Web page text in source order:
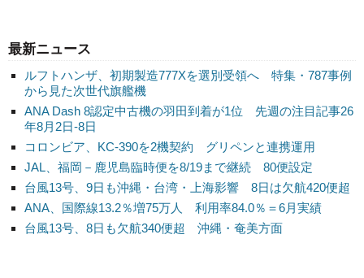
最新ニュース
ルフトハンザ、初期製造777Xを選別受領へ 特集・787事例
から見た次世代旗艦機
ANA Dash 8認定中古機の羽田到着が1位 先週の注目記事26
年8月2日-8日
コロンビア、KC-390を2機契約 グリペンと連携運用
JAL、福岡－鹿児島臨時便を8/19まで継続 80便設定
台風13号、9日も沖縄・台湾・上海影響 8日は欠航420便超
ANA、国際線13.2％増75万人 利用率84.0％＝6月実績
台風13号、8日も欠航340便超 沖縄・奄美方面